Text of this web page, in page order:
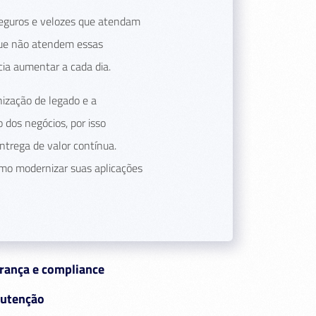
e velozes que atendam
não atendem essas
aumentar a cada dia.
de legado e a
negócios, por isso
de valor contínua.
modernizar suas aplicações
e compliance